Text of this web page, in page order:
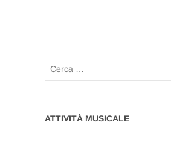
ATTIVITÀ MUSICALE